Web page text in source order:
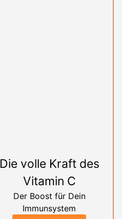
Die volle Kraft des
Vitamin C
Der Boost für Dein
Immunsystem